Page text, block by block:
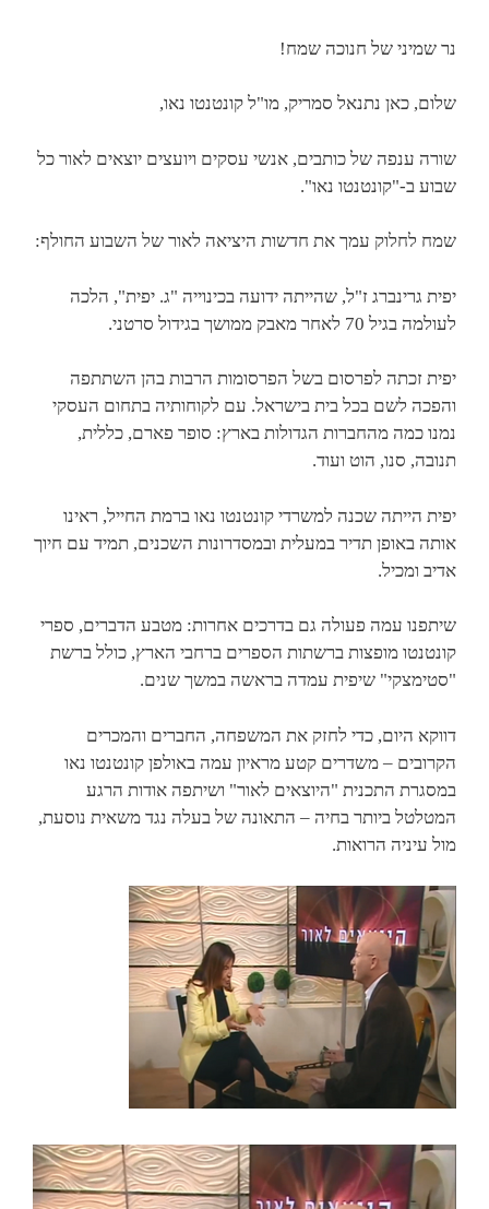
נר שמיני של חנוכה שמח!
שלום, כאן נתנאל סמריק, מו"ל קונטנטו נאו,
שורה ענפה של כותבים, אנשי עסקים ויועצים יוצאים לאור כל
שבוע ב-"קונטנטו נאו".
שמח לחלוק עמך את חדשות היציאה לאור של השבוע החולף:
יפית גרינברג ז"ל, שהייתה ידועה בכינוייה "ג. יפית", הלכה
לעולמה בגיל 70 לאחר מאבק ממושך בגידול סרטני.
יפית זכתה לפרסום בשל הפרסומות הרבות בהן השתתפה
והפכה לשם בכל בית בישראל. עם לקוחותיה בתחום העסקי
נמנו כמה מהחברות הגדולות בארץ: סופר פארם, כללית,
תנובה, סנו, הוט ועוד.
יפית הייתה שכנה למשרדי קונטנטו נאו ברמת החייל, ראינו
אותה באופן תדיר במעלית ובמסדרונות השכנים, תמיד עם חיוך
אדיב ומכיל.
שיתפנו עמה פעולה גם בדרכים אחרות: מטבע הדברים, ספרי
קונטנטו מופצות ברשתות הספרים ברחבי הארץ, כולל ברשת
"סטימצקי" שיפית עמדה בראשה במשך שנים.
דווקא היום, כדי לחזק את המשפחה, החברים והמכרים
הקרובים – משדרים קטע מראיון עמה באולפן קונטנטו נאו
במסגרת התכנית "היוצאים לאור" ושיתפה אודות הרגע
המטלטל ביותר בחיה – התאונה של בעלה נגד משאית נוסעת,
מול עיניה הרואות.